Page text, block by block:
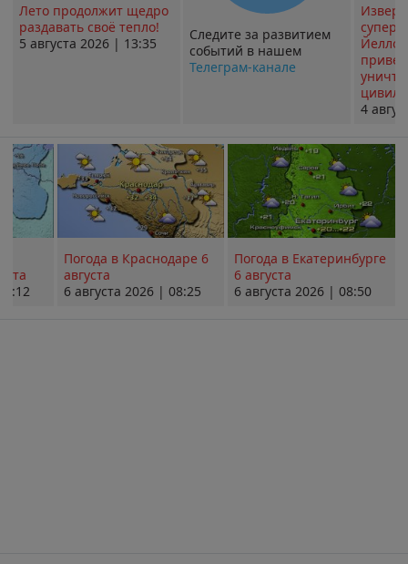
Лето продолжит щедро
раздавать своё тепло!
5 августа 2026 | 13:35
Следите за развитием
событий в нашем
Телеграм-канале
4
Погода в Краснодаре 6
августа
6 августа 2026 | 08:25
Погода в Екатеринбурге
6 августа
6 августа 2026 | 08:50